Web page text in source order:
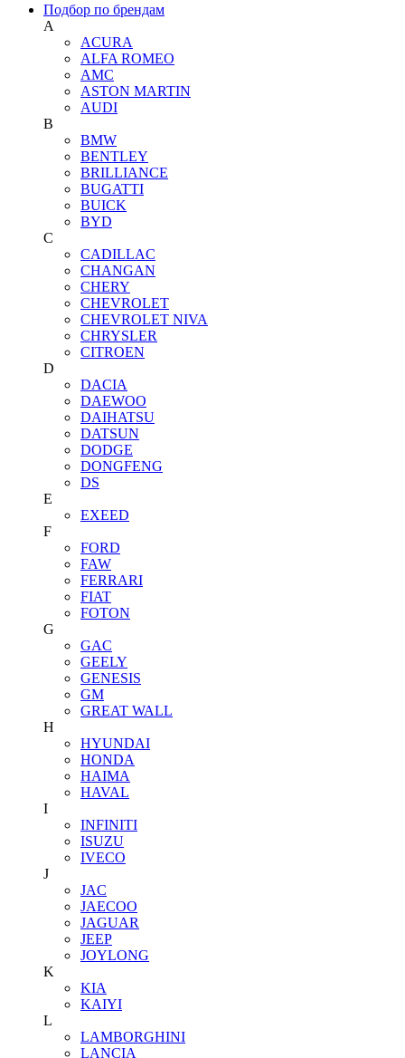
Подбор по брендам
A
ACURA
ALFA ROMEO
AMC
ASTON MARTIN
AUDI
B
BMW
BENTLEY
BRILLIANCE
BUGATTI
BUICK
BYD
C
CADILLAC
CHANGAN
CHERY
CHEVROLET
CHEVROLET NIVA
CHRYSLER
CITROEN
D
DACIA
DAEWOO
DAIHATSU
DATSUN
DODGE
DONGFENG
DS
E
EXEED
F
FORD
FAW
FERRARI
FIAT
FOTON
G
GAC
GEELY
GENESIS
GM
GREAT WALL
H
HYUNDAI
HONDA
HAIMA
HAVAL
I
INFINITI
ISUZU
IVECO
J
JAC
JAECOO
JAGUAR
JEEP
JOYLONG
K
KIA
KAIYI
L
LAMBORGHINI
LANCIA